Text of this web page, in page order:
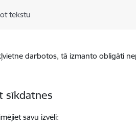
tekstu
darbotos, tā izmanto obligāti
sīkdatnes
savu izvēli: